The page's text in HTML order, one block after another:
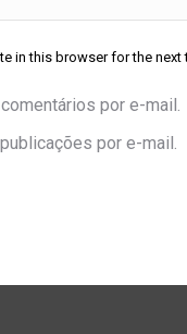
in this browser for the next
por e-mail.
por e-mail.